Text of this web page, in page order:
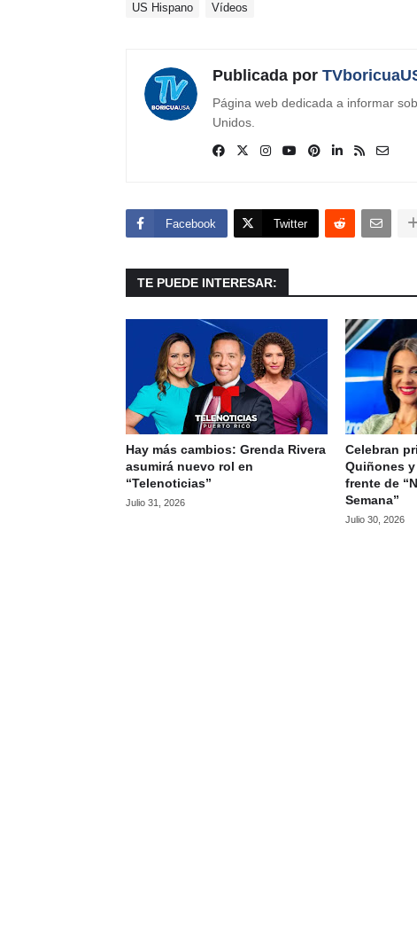
US Hispano
Vídeos
Publicada por
Página web dedicada a informar
Unidos.
Facebook Twitter
TE PUEDE INTERESAR:
Hay más cambios: Grenda Rivera
asumirá nuevo rol en
“Telenoticias”
Julio 31, 2026
Celebran
Quiñones
frente de
Semana”
Julio 30, 2026